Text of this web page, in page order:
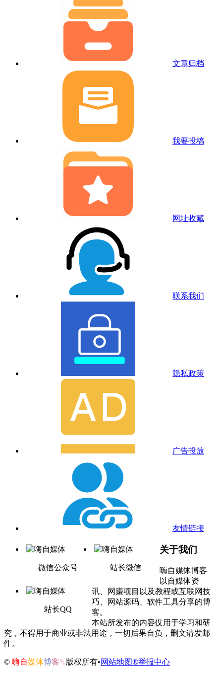
文章归档
我要投稿
网址收藏
联系我们
隐私政策
广告投放
友情链接
微信公众号 站长微信
站长QQ
关于我们
嗨自媒体博客
以自媒体资
讯、网赚项目以及教程或互联网技
巧、网站源码、软件工具分享的博
客。
本站所发布的内容仅用于学习和研
究，不得用于商业或非法用途，一切后果自负，删文请发邮
件。
© 嗨自媒体博客␕版权所有•网站地图®举报中心